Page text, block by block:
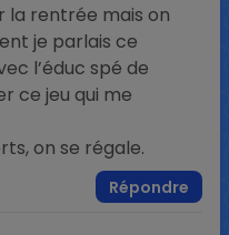
la rentrée mais on
je parlais ce
l’éduc spé de
ce jeu qui me
on se régale.
Répondre